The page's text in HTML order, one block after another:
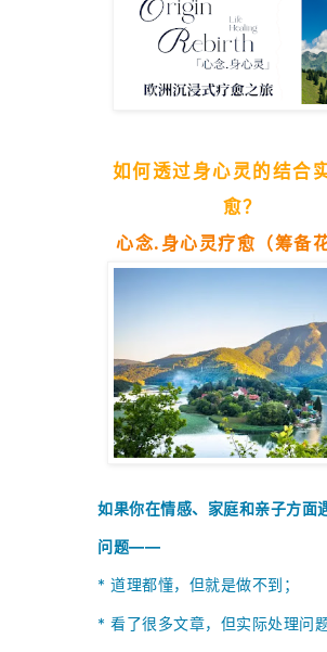
如何透过身心灵的结合
愈？
心念.身心灵疗愈（筹备花
如果你在情感、家庭和亲子方面
问题——
* 道理都懂，但就是做不到；
* 看了很多文章，但实际处理问